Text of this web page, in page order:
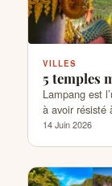
VILLES
5 temples
Lampang est
à avoir
14 Juin 2026